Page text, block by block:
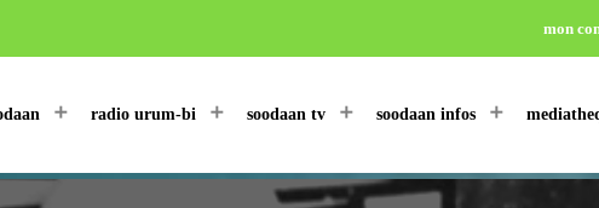
mon
radio urum-bi soodaan tv soodaan infos